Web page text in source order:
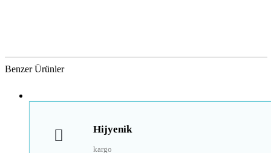
Benzer Ürünler
Hijyenik
kargo